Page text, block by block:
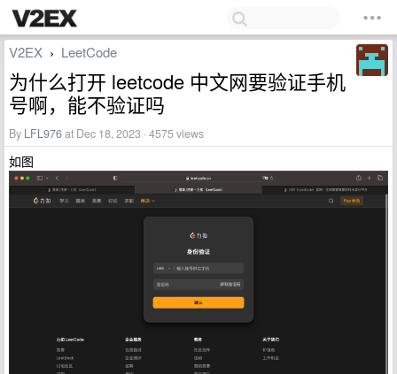
V2EX › LeetCode
为什么打开 leetcode 中文网要验证手机
号啊，能不验证吗
By LFL976at Dec 18, 2023 · 4575 views
如图